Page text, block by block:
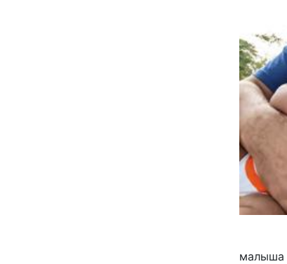
малыша